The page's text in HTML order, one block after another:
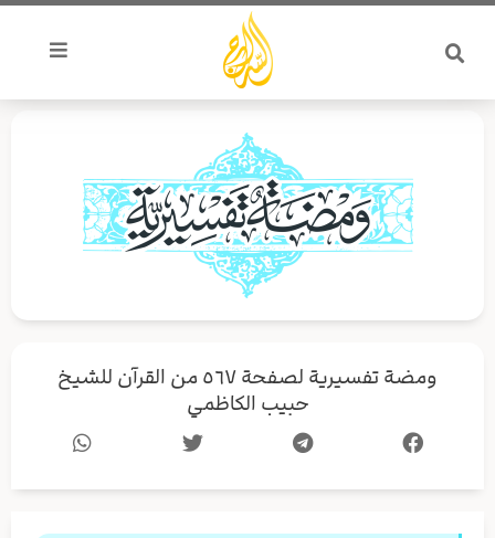
تخطي
المحتوى
ومضة تفسيرية لصفحة ٥٦٧ من القرآن للشيخ
حبيب الكاظمي